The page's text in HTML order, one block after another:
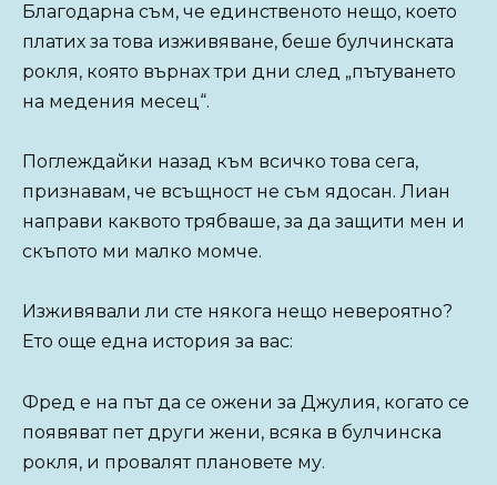
Благодарна съм, че единственото нещо, което
платих за това изживяване, беше булчинската
рокля, която върнах три дни след „пътуването
на медения месец“.
Поглеждайки назад към всичко това сега,
признавам, че всъщност не съм ядосан. Лиан
направи каквото трябваше, за да защити мен и
скъпото ми малко момче.
Изживявали ли сте някога нещо невероятно?
Ето още една история за вас:
Фред е на път да се ожени за Джулия, когато се
появяват пет други жени, всяка в булчинска
рокля, и провалят плановете му.